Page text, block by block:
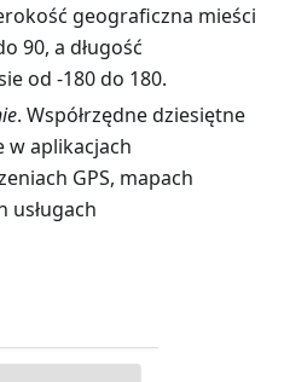
geograficzna mieści
90, a długość
od -180 do 180.
. Współrzędne dziesiętne
w aplikacjach
GPS, mapach
usługach